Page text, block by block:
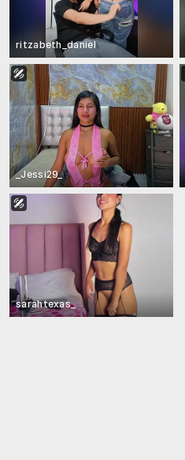
ritzabeth_daniel
_Jessi29_
sarahtexas_